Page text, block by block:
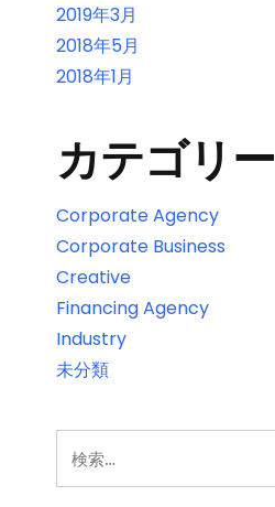
2019年3月
2018年5月
2018年1月
カテゴリー
Corporate Agency
Corporate Business
Creative
Financing Agency
Industry
未分類